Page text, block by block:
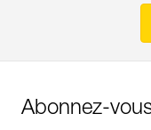
Abonnez-